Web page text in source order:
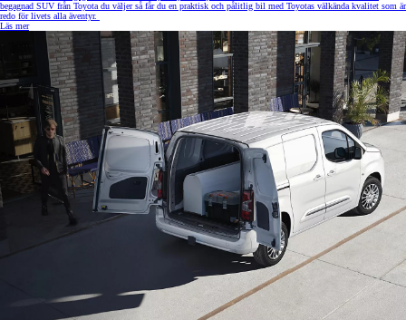
begagnad SUV från Toyota du väljer så får du en praktisk och pålitlig bil med Toyotas välkända kvalitet som är
redo för livets alla äventyr.
Läs mer